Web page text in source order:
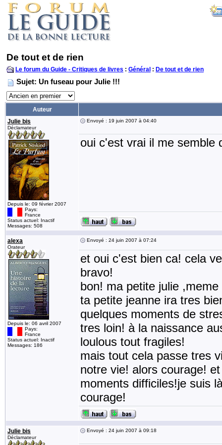
De tout et de rien
Le forum du Guide - Critiques de livres : Général : De tout et de rien
Sujet: Un fuseau pour Julie !!!
Auteur
Julie bis
Déclamateur
Depuis le: 09 février 2007
Pays:
France
Status actuel: Inactif
Messages: 508
Envoyé : 19 juin 2007 à 04:40
oui c'est vrai il me
alexa
Orateur
Depuis le: 06 avril 2007
Pays:
France
Status actuel: Inactif
Messages: 186
Envoyé : 24 juin 2007 à 07:24
et oui c'est bien ca! cela
bravo!
bon! ma petite julie
ta petite jeanne ira tres
quelques moments de
tres loin! à la naissance
loulous tout fragiles!
mais tout cela passe tres
notre vie! alors courage!
moments difficiles!je suis
courage!
Julie bis
Déclamateur
Envoyé : 24 juin 2007 à 09:18